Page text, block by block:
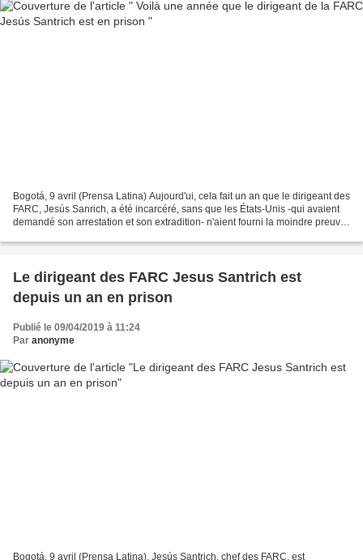
Bogotá, 9 avril (Prensa Latina) Aujourd'ui, cela fait un an que le dirigeant des
FARC, Jesús Sanrich, a été incarcéré, sans que les États-Unis -qui avaient
demandé son arrestation et son extradition- n'aient fourni la moindre preuve
Le dirigeant des FARC Jesus Santrich est
depuis un an en prison
Publié le 09/04/2019 à 11:24
Par anonyme
Bogotá, 9 avril (Prensa Latina), Jesús Santrich, chef des FARC, est